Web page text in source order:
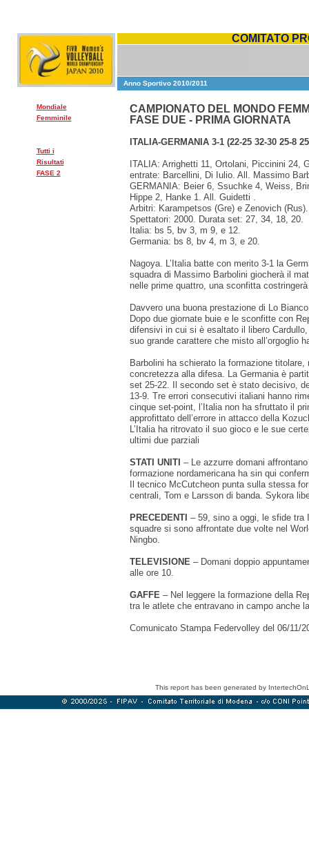
Mondiale
Femminile
Tutti i
Risultati
FASE 2
COMITATO
Anno Sportivo 2010/2011
CAMPIONATO DEL MONDO
FASE DUE - PRIMA GIORNATA
ITALIA-GERMANIA 3-1 (22-25 32-30 25-8
ITALIA: Arrighetti 11, Ortolani, Piccinini 24,
entrate: Barcellini, Di Iulio. All. Massimo
GERMANIA: Beier 6, Ssuchke 4, Weiss,
Hippe 2, Hanke 1. All. Guidetti .
Arbitri: Karampetsos (Gre) e Zenovich (Rus).
Spettatori: 2000. Durata set: 27, 34, 18, 20.
Italia: bs 5, bv 3, m 9, e 12.
Germania: bs 8, bv 4, m 3, e 20.
Nagoya. L’Italia batte con merito 3-1 la
squadra di Massimo Barbolini giocherà il
nelle prime quattro, una sconfitta
Davvero una buona prestazione di Lo
Dopo due giornate buie e le sconfitte con
difensivi in cui si è esaltato il libero
suo grande carattere che misto all’orgoglio
Barbolini ha schierato la formazione
concretezza alla difesa. La Germania è
set 25-22. Il secondo set è stato decisivo,
13-9. Tre errori consecutivi italiani hanno
cinque set-point, l’Italia non ha sfruttato il
approfittato dell’errore in attacco della
L’Italia ha ritrovato il suo gioco e le sue
ultimi due parziali
STATI UNITI – Le azzurre domani
formazione nordamericana ha sin qui
Il tecnico McCutcheon punta sulla stessa
centrali, Tom e Larsson di banda. Sykora
PRECEDENTI – 59, sino a oggi, le sfide tra
squadre si sono affrontate due volte nel
Ningbo.
TELEVISIONE– Domani doppio
alle ore 10.
GAFFE– Nel leggere la formazione della
tra le atlete che entravano in campo anche
Comunicato Stampa Federvolley del 06/11/
This report has been generated by